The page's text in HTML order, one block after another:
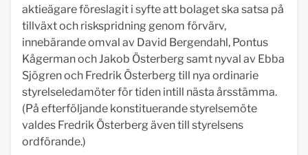
aktieägare föreslagit i syfte att bolaget ska satsa på
tillväxt och riskspridning genom förvärv,
innebärande omval av David Bergendahl, Pontus
Kågerman och Jakob Österberg samt nyval av Ebba
Sjögren och Fredrik Österberg till nya ordinarie
styrelseledamöter för tiden intill nästa årsstämma.
(På efterföljande konstituerande styrelsemöte
valdes Fredrik Österberg även till styrelsens
ordförande.)